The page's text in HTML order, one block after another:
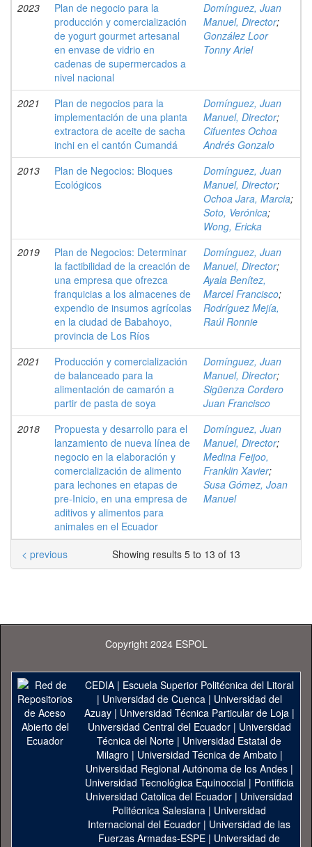
2023
Plan de negocio para la
producción y comercialización
de yogurt gourmet artesanal
en envase de vidrio en
cadenas de supermercados a
nivel nacional
Domínguez, Juan
Manuel, Director;
González Loor
Tonny Ariel
2021
Plan de negocios para la
implementación de una planta
extractora de aceite de sacha
inchi en el cantón Cumandá
Domínguez, Juan
Manuel, Director;
Cifuentes Ochoa
Andrés Gonzalo
2013
Plan de Negocios: Bloques
Ecológicos
Domínguez, Juan
Manuel, Director;
Ochoa Jara, Marcia;
Soto, Verónica;
Wong, Ericka
2019
Plan de Negocios: Determinar
la factibilidad de la creación de
una empresa que ofrezca
franquicias a los almacenes de
expendio de insumos agrícolas
en la ciudad de Babahoyo,
provincia de Los Ríos
Domínguez, Juan
Manuel, Director;
Ayala Benítez,
Marcel Francisco;
Rodríguez Mejía,
Raúl Ronnie
2021
Producción y comercialización
de balanceado para la
alimentación de camarón a
partir de pasta de soya
Domínguez, Juan
Manuel, Director;
Sigüenza Cordero
Juan Francisco
2018
Propuesta y desarrollo para el
lanzamiento de nueva línea de
negocio en la elaboración y
comercialización de alimento
para lechones en etapas de
pre-Inicio, en una empresa de
aditivos y alimentos para
animales en el Ecuador
Domínguez, Juan
Manuel, Director;
Medina Feijoo,
Franklin Xavier;
Susa Gómez, Joan
Manuel
Showing results 5 to 13 of 13
< previous
Copyright 2024 ESPOL
CEDIA| Escuela Superior Politécnica del Litoral
| Universidad de Cuenca| Universidad del
Azuay| Universidad Técnica Particular de Loja|
Universidad Central del Ecuador| Universidad
Técnica del Norte | Universidad Estatal de
Milagro | Universidad Técnica de Ambato |
Universidad Regional Autónoma de los Andes|
Universidad Tecnológica Equinoccial| Pontificia
Universidad Catolica del Ecuador | Universidad
Politécnica Salesiana | Universidad
Internacional del Ecuador | Universidad de las
Fuerzas Armadas-ESPE | Universidad de